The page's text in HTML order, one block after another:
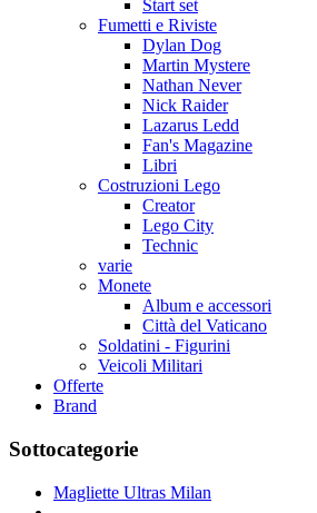
Start set
Fumetti e Riviste
Dylan Dog
Martin Mystere
Nathan Never
Nick Raider
Lazarus Ledd
Fan's Magazine
Libri
Costruzioni Lego
Creator
Lego City
Technic
varie
Monete
Album e accessori
Città del Vaticano
Soldatini - Figurini
Veicoli Militari
Offerte
Brand
Sottocategorie
Magliette Ultras Milan